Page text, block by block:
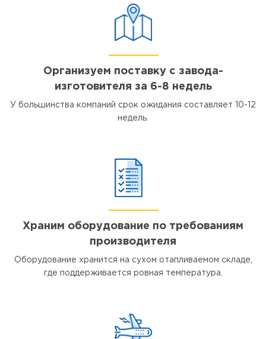
Организуем поставку с завода-
изготовителя за 6-8 недель
У большинства компаний срок ожидания составляет 10-12
недель.
Храним оборудование по требованиям
производителя
Оборудование хранится на сухом отапливаемом складе,
где поддерживается ровная температура.